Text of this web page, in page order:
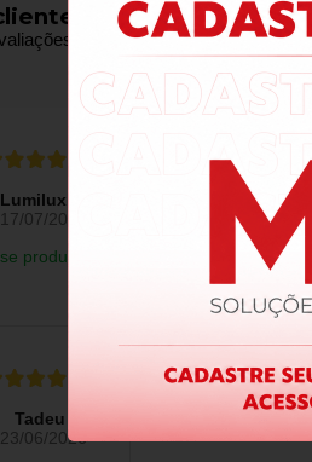
falam por nós!
de produtos da nossa loja.
Lumilux L.
17/07/2026
produto.
Produto:
SEM FILTRO EMC
Tadeu R.
23/06/2026
Produto: